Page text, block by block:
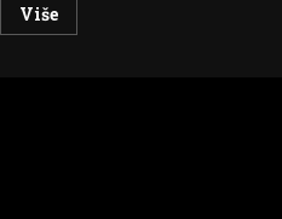
VišeRead
more